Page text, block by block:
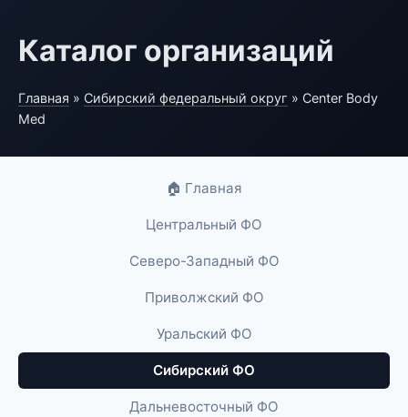
Каталог организаций
Главная » Сибирский федеральный округ » Center Body
Med
🏠 Главная
Центральный ФО
Северо-Западный ФО
Приволжский ФО
Уральский ФО
Сибирский ФО
Дальневосточный ФО